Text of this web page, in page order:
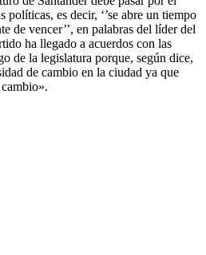
políticas, es decir, ‘’se abre un tiempo
de vencer’’, en palabras del líder del
ha llegado a acuerdos con las
de la legislatura porque, según dice,
de cambio en la ciudad ya que